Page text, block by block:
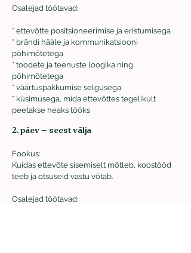
Osalejad töötavad:
* ettevõtte positsioneerimise ja eristumisega
* brändi hääle ja kommunikatsiooni
põhimõtetega
* toodete ja teenuste loogika ning
põhimõtetega
* väärtuspakkumise selgusega
* küsimusega, mida ettevõttes tegelikult
peetakse heaks tööks
2. päev — seest välja
Fookus:
Kuidas ettevõte sisemiselt mõtleb, koostööd
teeb ja otsuseid vastu võtab.
Osalejad töötavad: